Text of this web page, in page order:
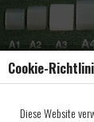
Cookie-
Diese Website